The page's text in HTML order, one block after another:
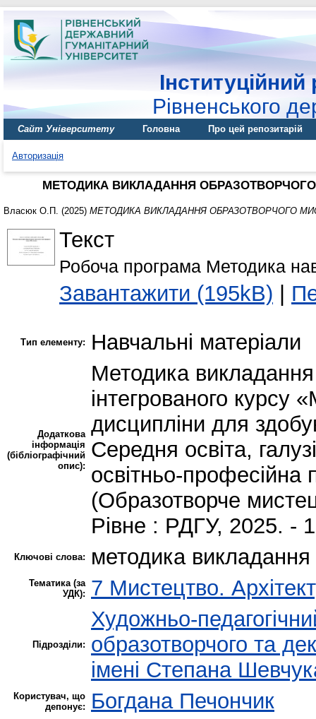
Інституційний
Рівненського
Сайт Університету Головна Про цей репозитарій
Авторизація
МЕТОДИКА ВИКЛАДАННЯ
Власюк О.П. (2025) МЕТОДИКА ВИКЛАДАННЯ ОБРАЗОТВОРЧОГО
Текст
Робоча програма Методика
Завантажити (195kB) |
Тип елементу: Навчальні матеріали
Додаткова
інформація
(бібліографічний
опис):
Методика
інтегрованого курсу
дисципліни для
Середня освіта,
освітньо-
(Образотворче
Рівне : РДГУ, 2025. -
Ключові слова: методика
Тематика (за
УДК):
7 Мистецтво.
Підрозділи:
Художньо-
образотворчого та
імені Степана
Користувач, що
депонує:
Богдана Печончик